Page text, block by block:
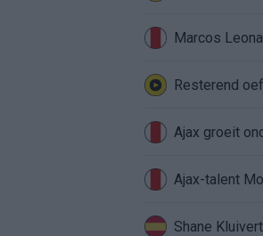
Marcos
Resterend
Ajax groeit
Ajax-talent
Shane